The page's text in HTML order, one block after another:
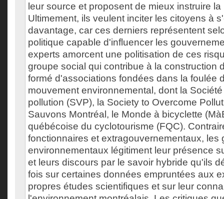
leur source et proposent de mieux instruire
Ultimement, ils veulent inciter les citoyens à
davantage, car ces derniers représentent
politique capable d'influencer les
experts amorcent une politisation de ces
groupe social qui contribue à la construction
formé d'associations fondées dans la foulée
mouvement environnemental, dont la
pollution (SVP), la Society to Overcome
Sauvons Montréal, le Monde à bicyclette
québécoise du cyclotourisme (FQC).
fonctionnaires et extragouvernementaux, les
environnementaux légitiment leur présence
et leurs discours par le savoir hybride qu'ils
fois sur certaines données empruntées aux
propres études scientifiques et sur leur